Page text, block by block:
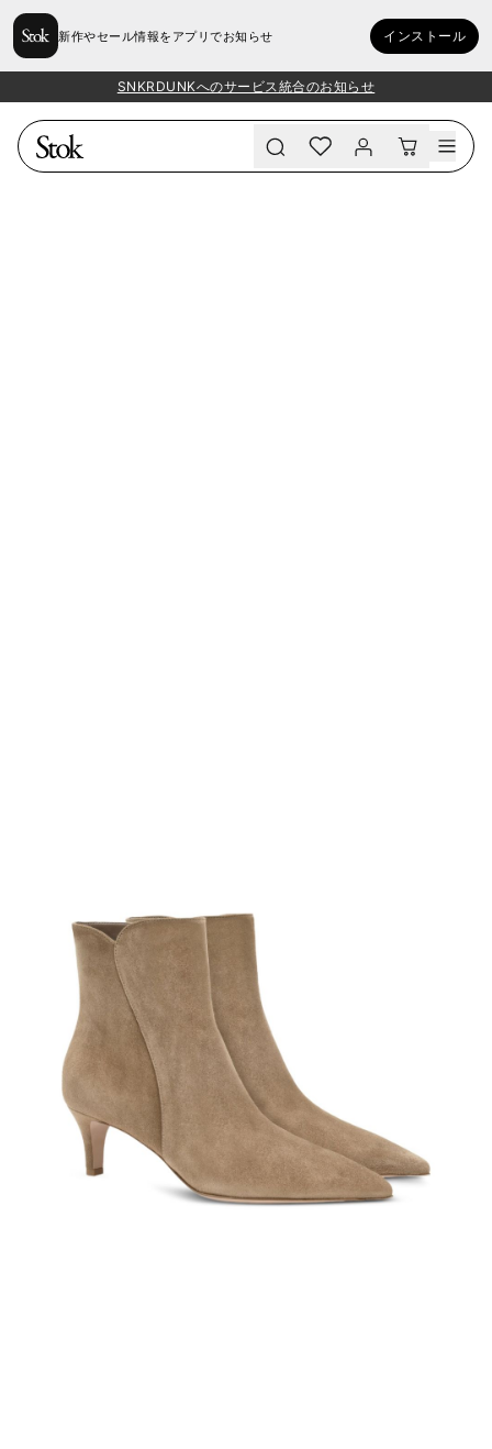
新作やセール情報をアプリでお知らせ インストール
SNKRDUNKへのサービス統合のお知らせ